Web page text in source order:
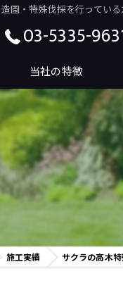
・特殊伐採を行ってい
03-5335-
当社の特徴
特殊剪定・特殊伐採
工事
剪定
伐採
施工実績 サクラの高木